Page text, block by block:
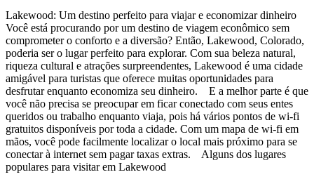
Lakewood: Um destino perfeito para viajar e economizar dinheiro
Você está procurando por um destino de viagem econômico sem
comprometer o conforto e a diversão? Então, Lakewood, Colorado,
poderia ser o lugar perfeito para explorar. Com sua beleza natural,
riqueza cultural e atrações surpreendentes, Lakewood é uma cidade
amigável para turistas que oferece muitas oportunidades para
desfrutar enquanto economiza seu dinheiro. E a melhor parte é que
você não precisa se preocupar em ficar conectado com seus entes
queridos ou trabalho enquanto viaja, pois há vários pontos de wi-fi
gratuitos disponíveis por toda a cidade. Com um mapa de wi-fi em
mãos, você pode facilmente localizar o local mais próximo para se
conectar à internet sem pagar taxas extras. Alguns dos lugares
populares para visitar em Lakewood